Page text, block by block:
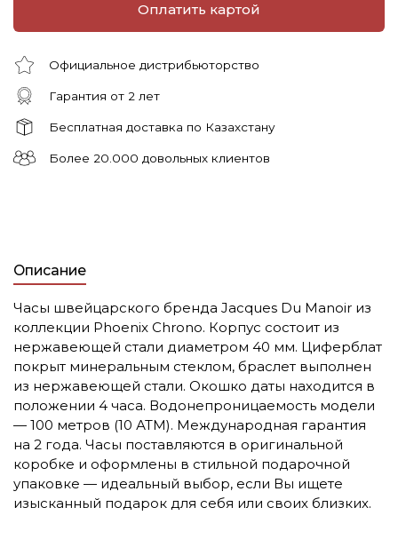
Оплатить картой
Официальное дистрибьюторство
Гарантия от 2 лет
Бесплатная доставка по Казахстану
Более 20.000 довольных клиентов
Описание
Часы швейцарского бренда Jacques Du Manoir из
коллекции Phoenix Chrono. Корпус состоит из
нержавеющей стали диаметром 40 мм. Циферблат
покрыт минеральным стеклом, браслет выполнен
из нержавеющей стали. Окошко даты находится в
положении 4 часа. Водонепроницаемость модели
— 100 метров (10 АТМ). Международная гарантия
на 2 года. Часы поставляются в оригинальной
коробке и оформлены в стильной подарочной
упаковке — идеальный выбор, если Вы ищете
изысканный подарок для себя или своих близких.